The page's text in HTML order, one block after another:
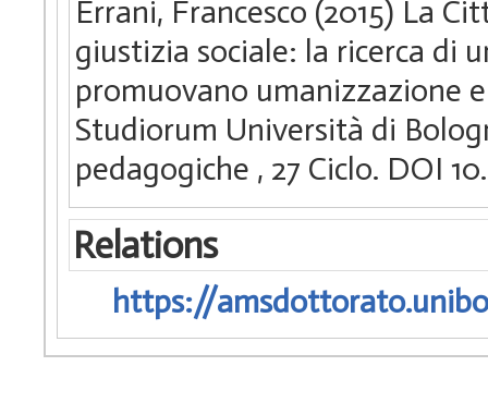
Errani, Francesco (2015) La
giustizia sociale: la ricerca di
promuovano umanizzazione
Studiorum Università di
pedagogiche , 27 Ciclo. DOI
Relations
https://